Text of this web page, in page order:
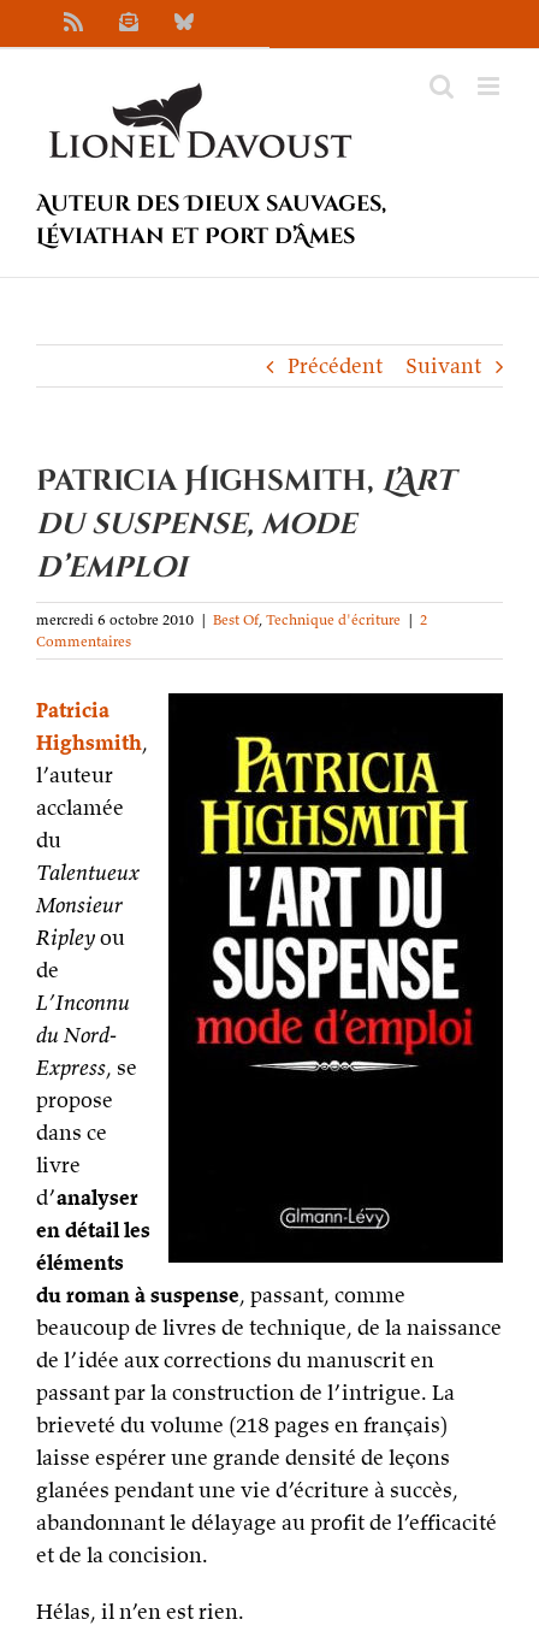
au
NewsletterBluesky
Auteur des Dieux sauvages,
Léviathan et Port d’Âmes
Précédent Suivant
Patricia Highsmith, L’Art
du suspense, mode
d’emploi
mercredi 6 octobre 2010 | Best Of, Technique d'écriture | 2
Commentaires
Patricia
Highsmith,
l’auteur
acclamée
du
Talentueux
Monsieur
Ripleyou
de
L’Inconnu
du Nord-
Express, se
propose
dans ce
livre
d’analyser
en détail les
éléments
du roman à suspense, passant, comme
beaucoup de livres de technique, de la naissance
de l’idée aux corrections du manuscrit en
passant par la construction de l’intrigue. La
brieveté du volume (218 pages en français)
laisse espérer une grande densité de leçons
glanées pendant une vie d’écriture à succès,
abandonnant le délayage au profit de l’efficacité
et de la concision.
Hélas, il n’en est rien.